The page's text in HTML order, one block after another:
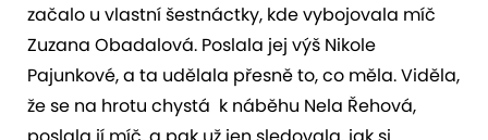
začalo u vlastní šestnáctky, kde vybojovala míč
Zuzana Obadalová. Poslala jej výš Nikole
Pajunkové, a ta udělala přesně to, co měla. Viděla,
že se na hrotu chystá k náběhu Nela Řehová,